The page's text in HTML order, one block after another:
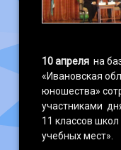
10 апреля на
«Ивановская
юношества»
участниками
11 классов
учебных мест».